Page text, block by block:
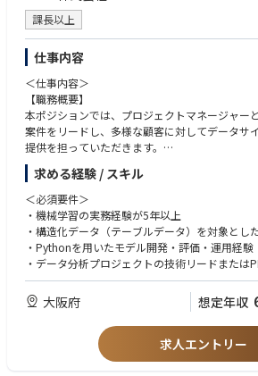
課長以上
仕事内容
＜仕事内容＞
【職務概要】
本ポジションでは、プロジェクトマネージャー
案件をリードし、多様な顧客に対してデータサ
提供を担っていただきます。
ジュニア〜ミドルクラスのデータサイエンティ
ら、分析戦略の設計・提案から、モデル構築、
までを一貫して主導。さらに、実務を通じて得
同社独自の技術パッケージや自社プロダクトの
ます。
幅広い業種・領域に触れながら、分析×ビジネ
実装までを横断的に担えるポジションです。
【プロジェクト体制】
2名～6名程度でチーミング
【具体的な業務内容】
・データ分析・AIプロジェクトにおける技術リ
求める経験 / スキル
＜必須要件＞
・機械学習の実務経験が5年以上
・構造化データ（テーブルデータ）を対象とし
・Pythonを用いたモデル開発・評価・運用経験
・データ分析プロジェクトの技術リードまたは
を推進したご経験。
・日本語による高度な業務遂行能力（日本語能
・PythonやRを用いた一連のデータサイエンス
・Snowflake、Databricks、BigQueryなどのモ
大阪府 想定年収
求人エントリー